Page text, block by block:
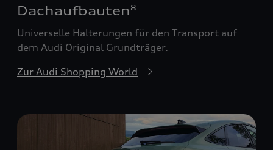
Dachaufbauten8
Universelle Halterungen für den Transport auf
dem Audi Original Grundträger.
Zur Audi Shopping World